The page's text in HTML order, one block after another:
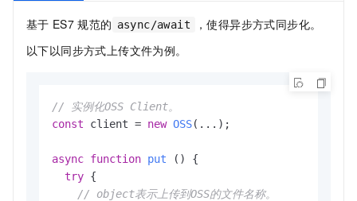
基于 ES7 规范的 async/await
，使得异步方式同步化。
以下以同步方式上传文件为例。
// 实例化OSS Client。
const client = new OSS(...);
async function put () {
try {
// object表示上传到OSS的文件名称。